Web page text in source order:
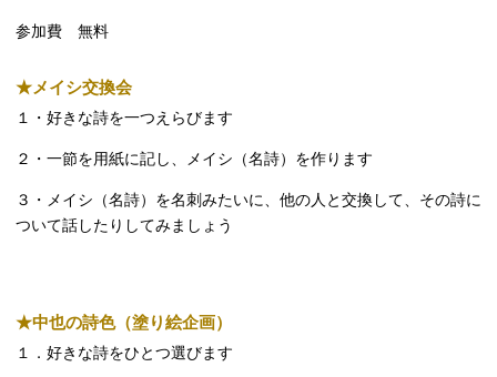
参加費 無料
★メイシ交換会
１・好きな詩を一つえらびます
２・一節を用紙に記し、メイシ（名詩）を作ります
３・メイシ（名詩）を名刺みたいに、他の人と交換して、その詩に
ついて話したりしてみましょう
★中也の詩色（塗り絵企画）
１．好きな詩をひとつ選びます